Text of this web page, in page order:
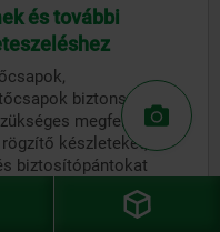
és további
biztonságos és
megfelelő
készleteket,
biztosítópántokat
alkatrészekhez